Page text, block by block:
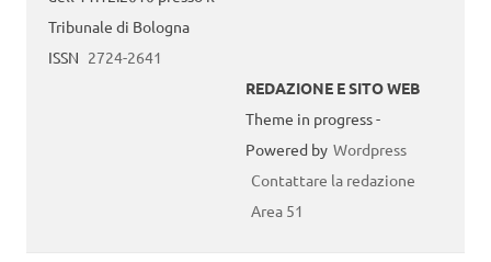
Tribunale di Bologna
ISSN 2724-2641
REDAZIONE E SITO WEB
Theme in progress -
Powered by Wordpress
Contattare la redazione
Area 51